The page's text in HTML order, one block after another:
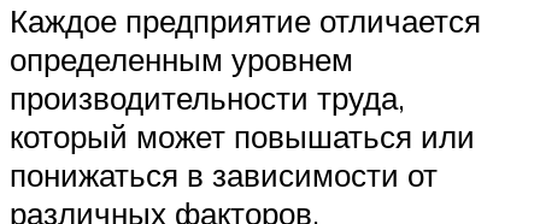
Каждое предприятие отличается
определенным уровнем
производительности труда,
который может повышаться или
понижаться в зависимости от
различных факторов.